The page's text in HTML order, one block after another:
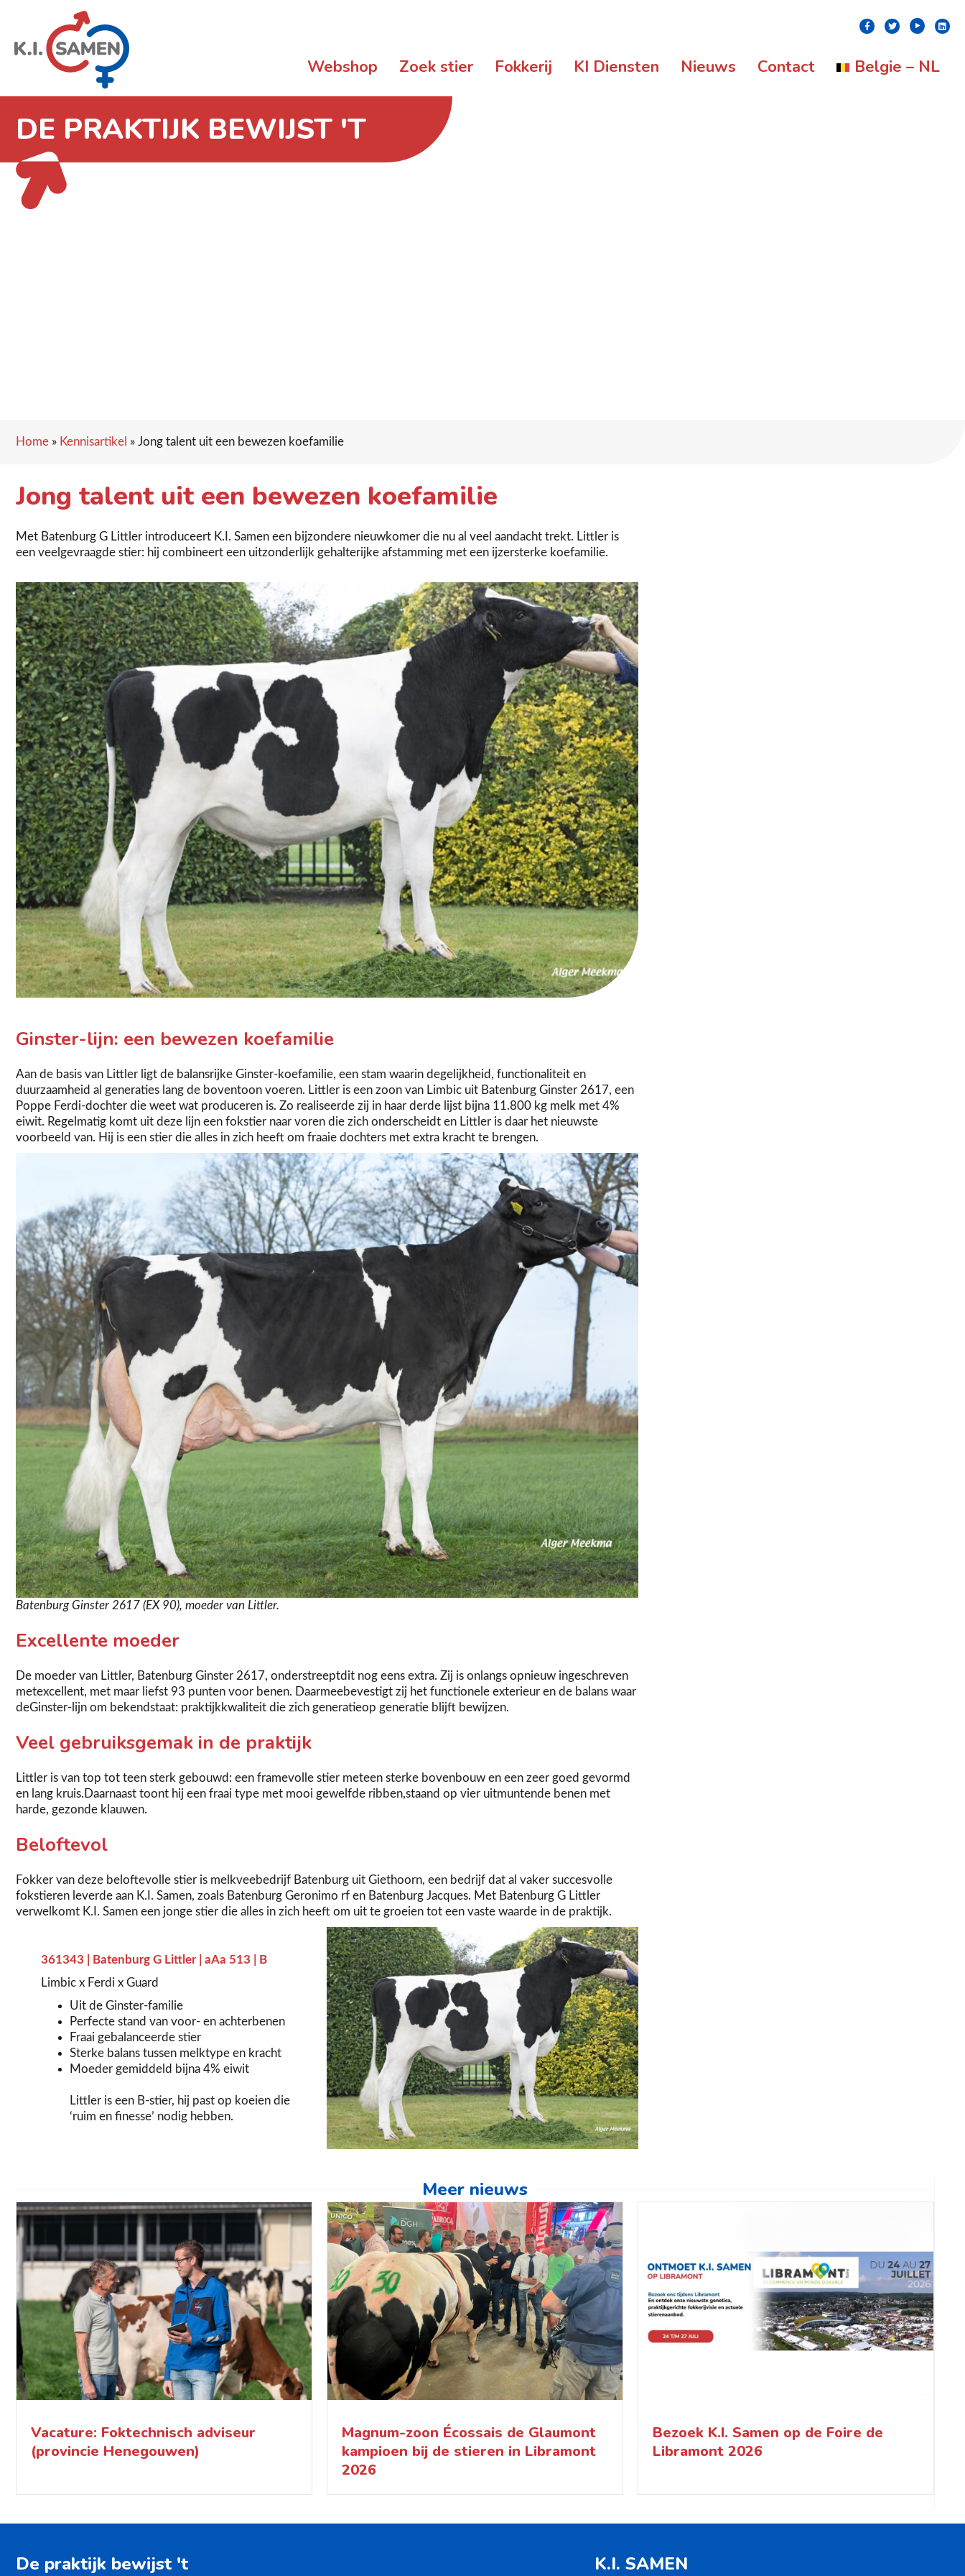
Facebook
TwitterYoutube
Webshop Zoek stier Fokkerij KI Diensten Nieuws Contact Belgie – NL
DE PRAKTIJK BEWIJST 'T
Home » Kennisartikel » Jong talent uit een bewezen koefamilie
Jong talent uit een bewezen koefamilie
Met Batenburg G Littler introduceert K.I. Samen een bijzondere nieuwkomer die nu al veel aandacht trekt. Littler is
een veelgevraagde stier: hij combineert een uitzonderlijk gehalterijke afstamming met een ijzersterke koefamilie.
Ginster-lijn: een bewezen koefamilie
Aan de basis van Littler ligt de balansrijke Ginster-koefamilie, een stam waarin degelijkheid, functionaliteit en
duurzaamheid al generaties lang de boventoon voeren. Littler is een zoon van Limbic uit Batenburg Ginster 2617, een
Poppe Ferdi-dochter die weet wat produceren is. Zo realiseerde zij in haar derde lijst bijna 11.800 kg melk met 4%
eiwit. Regelmatig komt uit deze lijn een fokstier naar voren die zich onderscheidt en Littler is daar het nieuwste
voorbeeld van. Hij is een stier die alles in zich heeft om fraaie dochters met extra kracht te brengen.
Batenburg Ginster 2617 (EX 90), moeder van Littler.
Excellente moeder
De moeder van Littler, Batenburg Ginster 2617, onderstreeptdit nog eens extra. Zij is onlangs opnieuw ingeschreven
metexcellent, met maar liefst 93 punten voor benen. Daarmeebevestigt zij het functionele exterieur en de balans waar
deGinster-lijn om bekendstaat: praktijkkwaliteit die zich generatieop generatie blijft bewijzen.
Veel gebruiksgemak in de praktijk
Littler is van top tot teen sterk gebouwd: een framevolle stier meteen sterke bovenbouw en een zeer goed gevormd
en lang kruis.Daarnaast toont hij een fraai type met mooi gewelfde ribben,staand op vier uitmuntende benen met
harde, gezonde klauwen.
Beloftevol
Fokker van deze beloftevolle stier is melkveebedrijf Batenburg uit Giethoorn, een bedrijf dat al vaker succesvolle
fokstieren leverde aan K.I. Samen, zoals Batenburg Geronimo rf en Batenburg Jacques. Met Batenburg G Littler
verwelkomt K.I. Samen een jonge stier die alles in zich heeft om uit te groeien tot een vaste waarde in de praktijk.
361343 | Batenburg G Littler | aAa 513 | B
Limbic x Ferdi x Guard
Uit de Ginster-familie
Perfecte stand van voor- en achterbenen
Fraai gebalanceerde stier
Sterke balans tussen melktype en kracht
Moeder gemiddeld bijna 4% eiwit
Littler is een B-stier, hij past op koeien die
‘ruim en finesse’ nodig hebben.
Meer nieuws
Vacature: Foktechnisch adviseur
(provincie Henegouwen)
Magnum-zoon Écossais de Glaumont
kampioen bij de stieren in Libramont
2026
Bezoek K.I. Samen op de Foire de
Libramont 2026
De praktijk bewijst 't K.I. SAMEN